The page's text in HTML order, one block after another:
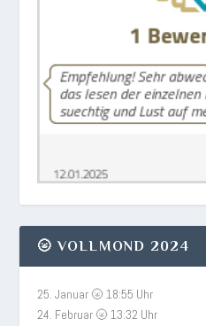
🌝 VOLLMOND 2024
25. Januar 🌝 18:55 Uhr
24. Februar 🌝 13:32 Uhr